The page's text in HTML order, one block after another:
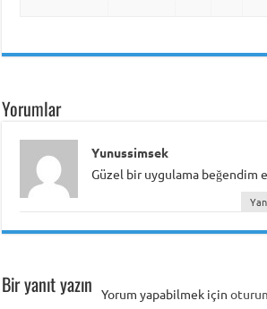
Yorumlar
Yunussimsek
Güzel bir uygulama beğendim
Bir yanıt yazın Yorum yapabilmek için